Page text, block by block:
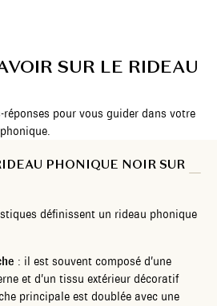
SUR LE RIDEAU
pour vous guider dans votre
PHONIQUE NOIR SUR
définissent un rideau phonique
: il est souvent composé d’une
et d’un tissu extérieur décoratif
principale est doublée avec une